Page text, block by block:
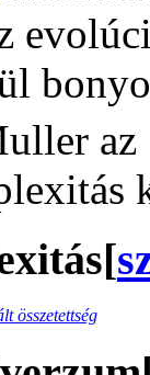
az
[
összetettség